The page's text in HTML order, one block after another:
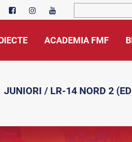
ACADEMIA FMF
JUNIORI / LR-14 NORD 2